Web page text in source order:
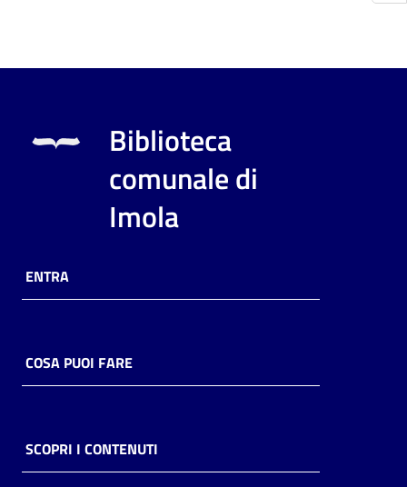
Biblioteca
comunale di
Imola
ENTRA
COSA PUOI FARE
SCOPRI I CONTENUTI